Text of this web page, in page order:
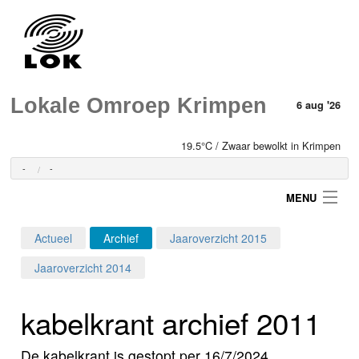
Lokale Omroep Krimpen 6 aug '26
19.5°C / Zwaar bewolkt in Krimpen
- -
MENU
Programma's
Actueel Archief
Jaaroverzicht 2015
Jaaroverzicht 2014
kabelkrant archief 2011